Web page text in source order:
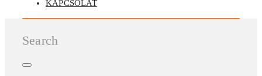
KAPCSOLAT
Search